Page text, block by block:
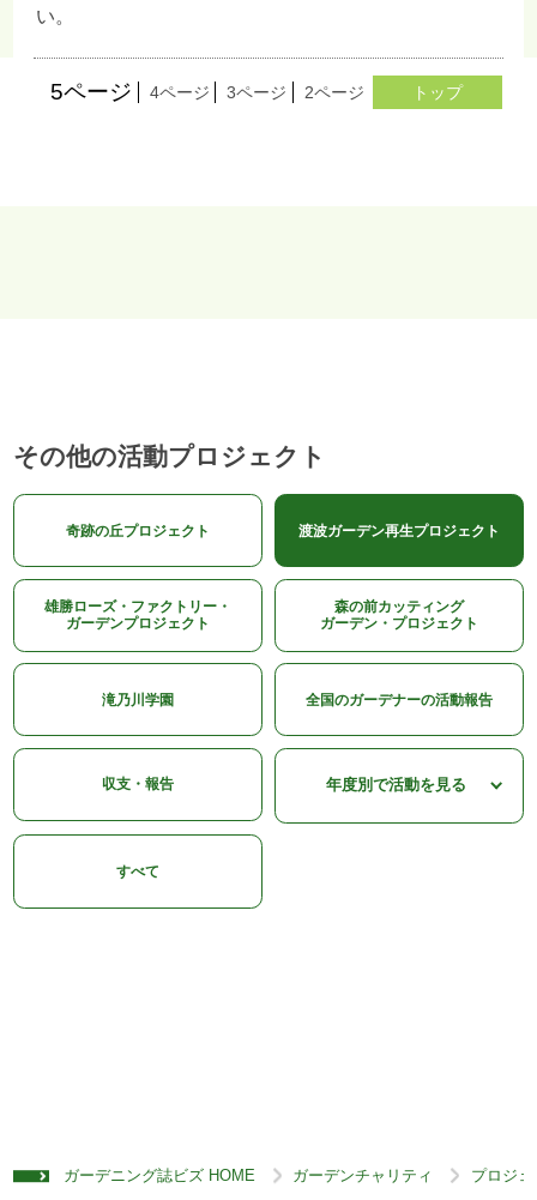
い。
5ページ 4ページ 3ページ 2ページ 1ページトップ
その他の活動プロジェクト
奇跡の丘プロジェクト 渡波ガーデン再生プロジェクト
雄勝ローズ・ファクトリー・
ガーデンプロジェクト
森の前カッティング
ガーデン・プロジェクト
滝乃川学園 全国のガーデナーの活動報告
収支・報告
すべて
ガーデニング誌ビズ HOME > ガーデンチャリティ > プロジ